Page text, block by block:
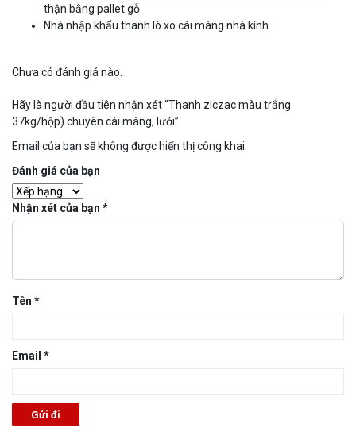
thận bằng pallet gỗ
Nhà nhập khẩu thanh lò xo cài màng nhà kính
Chưa có đánh giá nào.
Hãy là người đầu tiên nhận xét “Thanh ziczac màu trắng
37kg/hộp) chuyên cài màng, lưới”
Email của bạn sẽ không được hiển thị công khai.
Đánh giá của bạn
Nhận xét của bạn *
Tên *
Email *